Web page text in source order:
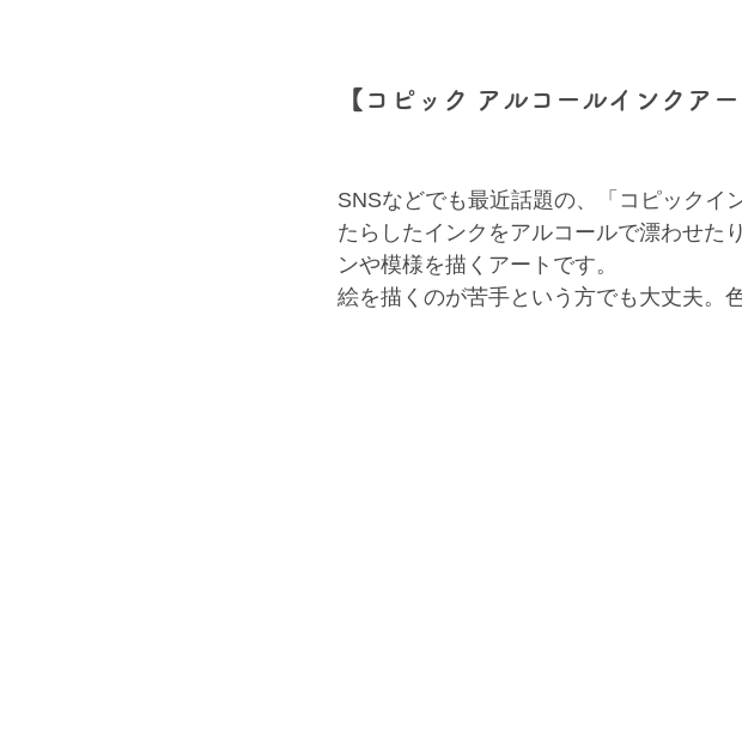
【コピック アルコールインクアー
SNSなどでも最近話題の、「コピックイ
たらしたインクをアルコールで漂わせた
ンや模様を描くアートです。
絵を描くのが苦手という方でも大丈夫。